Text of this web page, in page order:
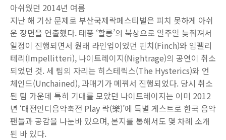
아쉬웠던 2014년 여름
지난 해 기상 문제로 부산국제락페스티벌은 피치 못하게 아쉬
운 장면을 연출했다. 태풍 ‘할롱’의 북상으로 일주일 늦춰져서
일정이 진행되면서 원래 라인업이었던 핀치(Finch)와 임펠리
테리(Impellitteri), 나이트레이지(Nightrage)의 공연이 취소
되었던 것. 세 팀의 자리는 히스테릭스(The Hysterics)와 언
체인드(Unchained), 과매기가 메꿔서 진행되었다. 당시 취소
된 팀 가운데 특히 기대를 모았던 나이트레이지는 이미 2012
년 ‘대전인디음악축전 Play 락(樂)’에 특별 게스트로 한국 음악
팬들과 공감을 나눈바 있으며, 본지를 통해서도 몇 차례 소개
된 바 있다.